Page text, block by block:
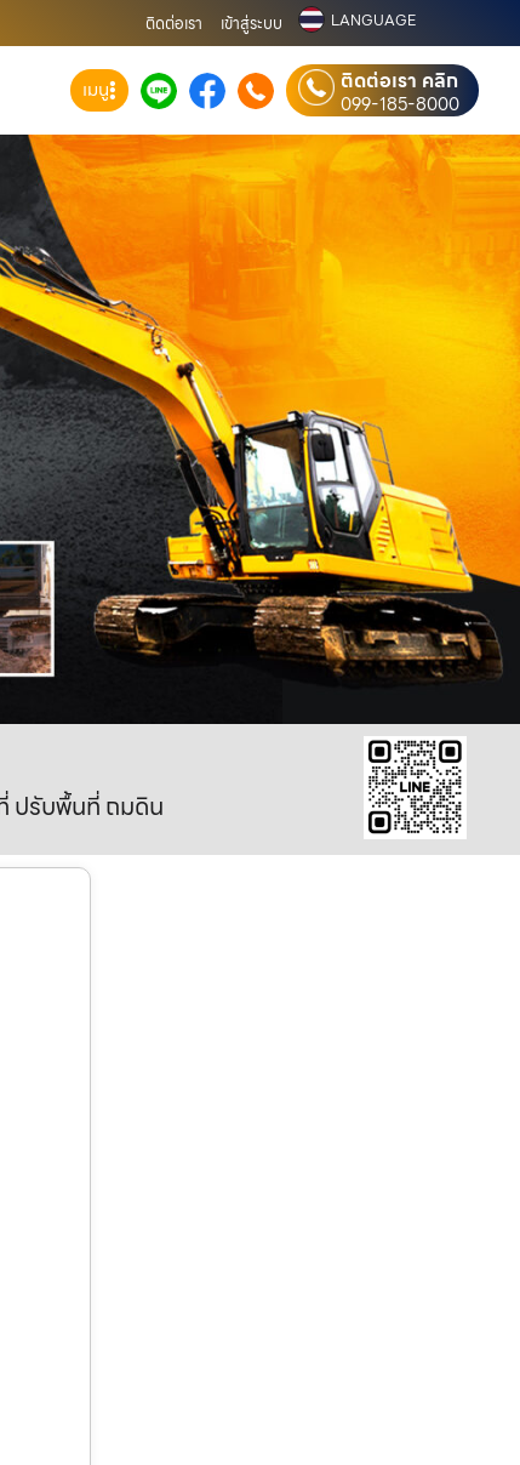
ติดต่อเรา เข้าสู่ระบบ LANGUAGE
เมนู ติดต่อเรา คลิก
099-185-8000
ปรับพื้นที่ ถมดิน